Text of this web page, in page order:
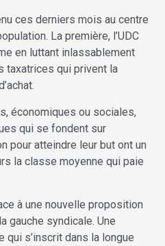
ces derniers mois au centre
La première, l’UDC
en luttant inlassablement
taxatrices qui privent la
économiques ou sociales,
qui se fondent sur
pour atteindre leur but ont un
la classe moyenne qui paie
à une nouvelle proposition
gauche syndicale. Une
s’inscrit dans la longue